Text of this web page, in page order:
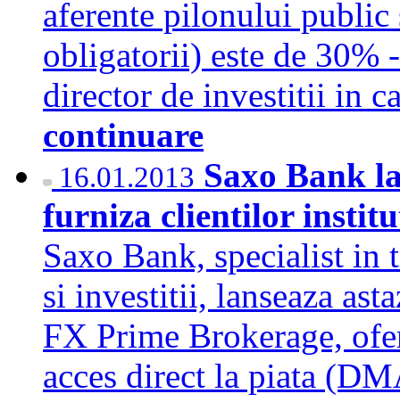
aferente pilonului
obligatorii) este de 30%
director de investitii in
continuare
16.01.2013 Saxo Bank
furniza clientilor
Saxo Bank, specialist in
si investitii, lanseaza
FX Prime Brokerage,
acces direct la piata